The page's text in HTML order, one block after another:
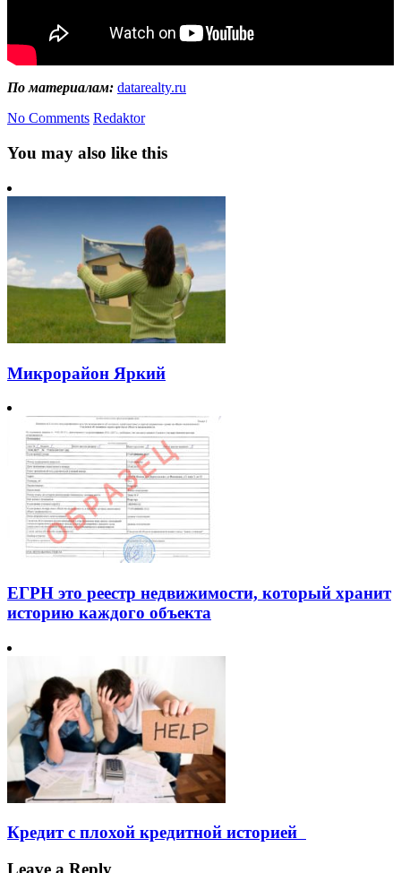
По материалам: datarealty.ru
No Comments Redaktor
You may also like this
Микрорайон Яркий
ЕГРН это реестр недвижимости, который хранит
историю каждого объекта
Кредит с плохой кредитной историей
Leave a Reply